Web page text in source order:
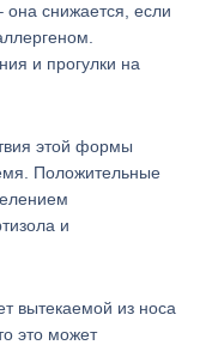
она снижается, если
и прогулки на
этой формы
Положительные
и
вытекаемой из носа
это может